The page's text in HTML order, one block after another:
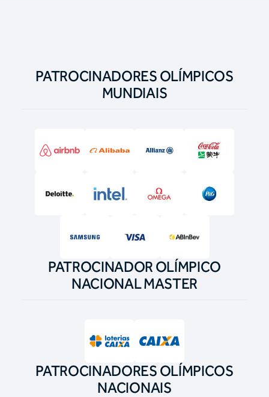
PATROCINADORES OLÍMPICOS
MUNDIAIS
PATROCINADOR OLÍMPICO
NACIONAL MASTER
PATROCINADORES OLÍMPICOS
NACIONAIS